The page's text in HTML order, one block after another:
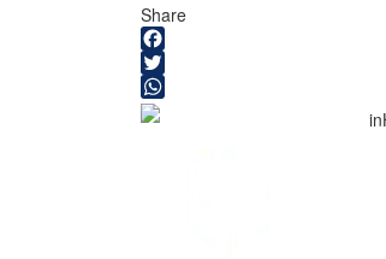
Share
Facebook
Twitter
WhatsApp